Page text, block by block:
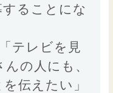
することにな
テレビを見
の人にも、
伝えたい」